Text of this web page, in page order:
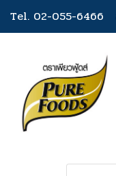
Tel. 02-055-6466